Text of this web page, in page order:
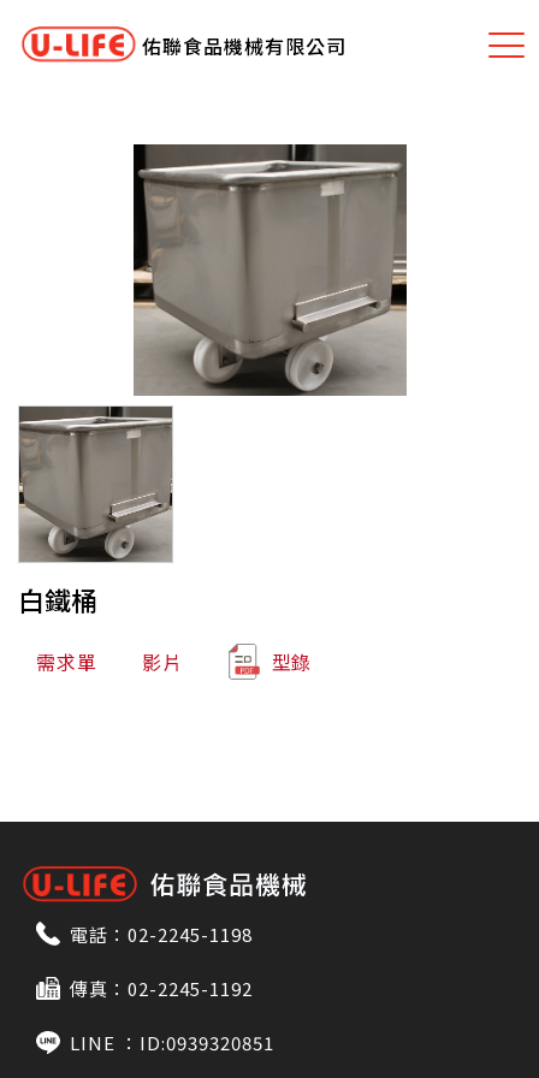
佑聯食品機械有限公司
白鐵桶
需求單 影片 型錄
電話： 02-2245-1198
傳真：02-2245-1192
LINE ： ID:0939320851